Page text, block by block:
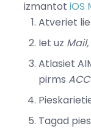
izmantot iOS
Atveriet
Iet uz
Atlasiet
pirms
Tagad